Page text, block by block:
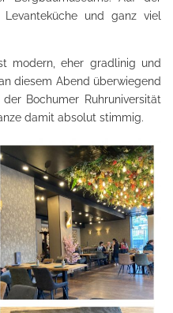
und ganz viel
modern, eher gradlinig und
diesem Abend überwiegend
Bochumer Ruhruniversität
damit absolut stimmig.